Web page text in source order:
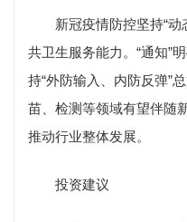
新冠疫情防控坚持“动
共卫生服务能力。“通知”
持“外防输入、内防反弹”
苗、检测等领域有望伴随
推动行业整体发展。
投资建议